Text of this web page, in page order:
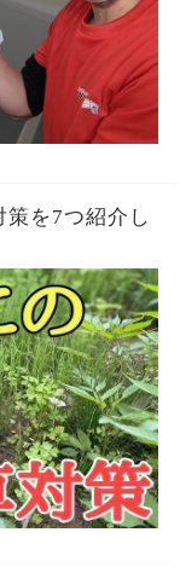
を7つ紹介し